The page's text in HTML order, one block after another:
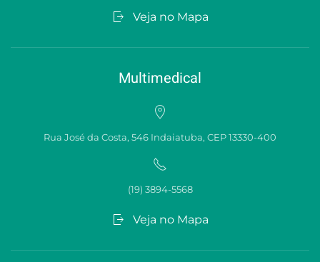
Veja no Mapa
Multimedical
Rua José da Costa, 546 Indaiatuba, CEP 13330-400
(19) 3894-5568
Veja no Mapa